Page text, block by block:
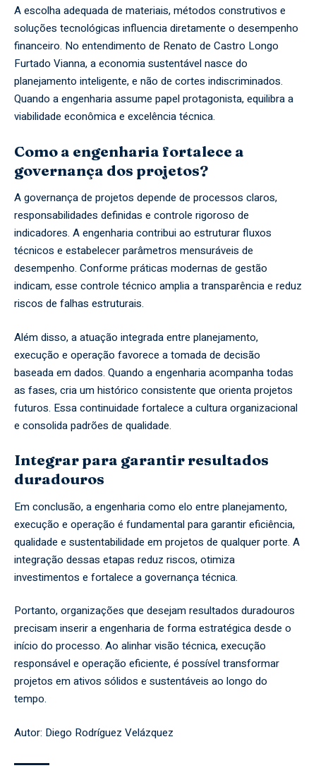
A escolha adequada de materiais, métodos construtivos e
soluções tecnológicas influencia diretamente o desempenho
financeiro. No entendimento de Renato de Castro Longo
Furtado Vianna, a economia sustentável nasce do
planejamento inteligente, e não de cortes indiscriminados.
Quando a engenharia assume papel protagonista, equilibra a
viabilidade econômica e excelência técnica.
Como a engenharia fortalece a
governança dos projetos?
A governança de projetos depende de processos claros,
responsabilidades definidas e controle rigoroso de
indicadores. A engenharia contribui ao estruturar fluxos
técnicos e estabelecer parâmetros mensuráveis de
desempenho. Conforme práticas modernas de gestão
indicam, esse controle técnico amplia a transparência e reduz
riscos de falhas estruturais.
Além disso, a atuação integrada entre planejamento,
execução e operação favorece a tomada de decisão
baseada em dados. Quando a engenharia acompanha todas
as fases, cria um histórico consistente que orienta projetos
futuros. Essa continuidade fortalece a cultura organizacional
e consolida padrões de qualidade.
Integrar para garantir resultados
duradouros
Em conclusão, a engenharia como elo entre planejamento,
execução e operação é fundamental para garantir eficiência,
qualidade e sustentabilidade em projetos de qualquer porte. A
integração dessas etapas reduz riscos, otimiza
investimentos e fortalece a governança técnica.
Portanto, organizações que desejam resultados duradouros
precisam inserir a engenharia de forma estratégica desde o
início do processo. Ao alinhar visão técnica, execução
responsável e operação eficiente, é possível transformar
projetos em ativos sólidos e sustentáveis ao longo do
tempo.
Autor: Diego Rodríguez Velázquez